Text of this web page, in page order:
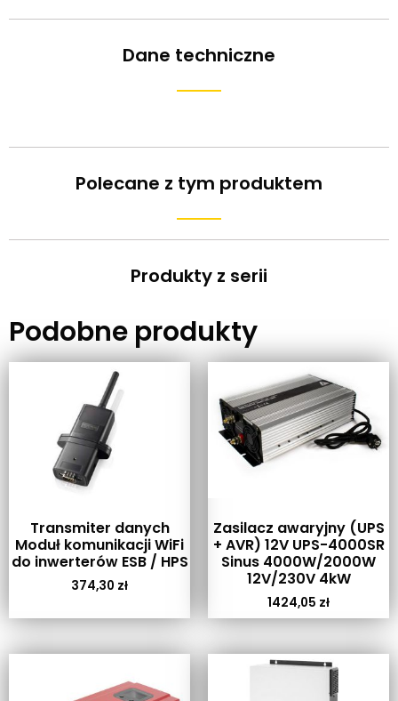
Dane techniczne
Polecane z tym produktem
Produkty z serii
Podobne produkty
Transmiter danych
Moduł komunikacji WiFi
do inwerterów ESB / HPS
374,30 zł
Zasilacz awaryjny (UPS
+ AVR) 12V UPS-4000SR
Sinus 4000W/2000W
12V/230V 4kW
1424,05 zł